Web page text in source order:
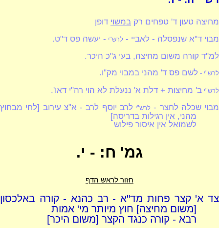
מחיצה טעון ד' טפחים רק במשוי דופן
מבוי ד"א שנפסלה - לאביי - לרש"י - יעשה פס ד"ט.
למ"ד קורה משום מחיצה, בעי ג"כ היכר.
לרש"י - לשם פס ד' מהני במבוי מק"ו.
לרש"י ב' מחיצות + דלת א' ננעלת לא הוי רה"י דאו'.
מבוי שכלה לחצר - לרש"י לרב יוסף לרב - א"צ עירוב [לחי מבחוץ
מהני, אין רגילות בדריסה]
לשמואל אין איסור פילוש
גמ' ח: - י.
חזור לראש הדף
צד א' קצר פחות מד"א - רב כהנא - קורה באלכסון
[משום מחיצה] חוץ מיותר מי' אמות
רבא - קורה כנגד הקצר [משום היכר]